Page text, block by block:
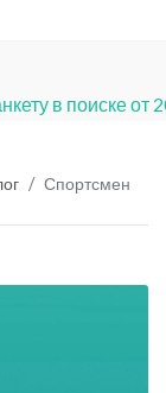
в поиске от
Спортсмен